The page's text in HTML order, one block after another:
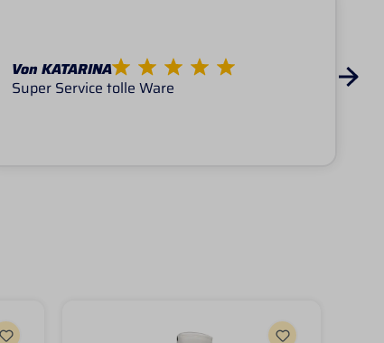
Von KATARINA
Super Service tolle Ware